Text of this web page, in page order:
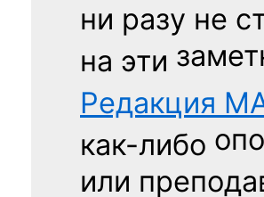
ни разу не
на эти
Редакция
как-либо
или